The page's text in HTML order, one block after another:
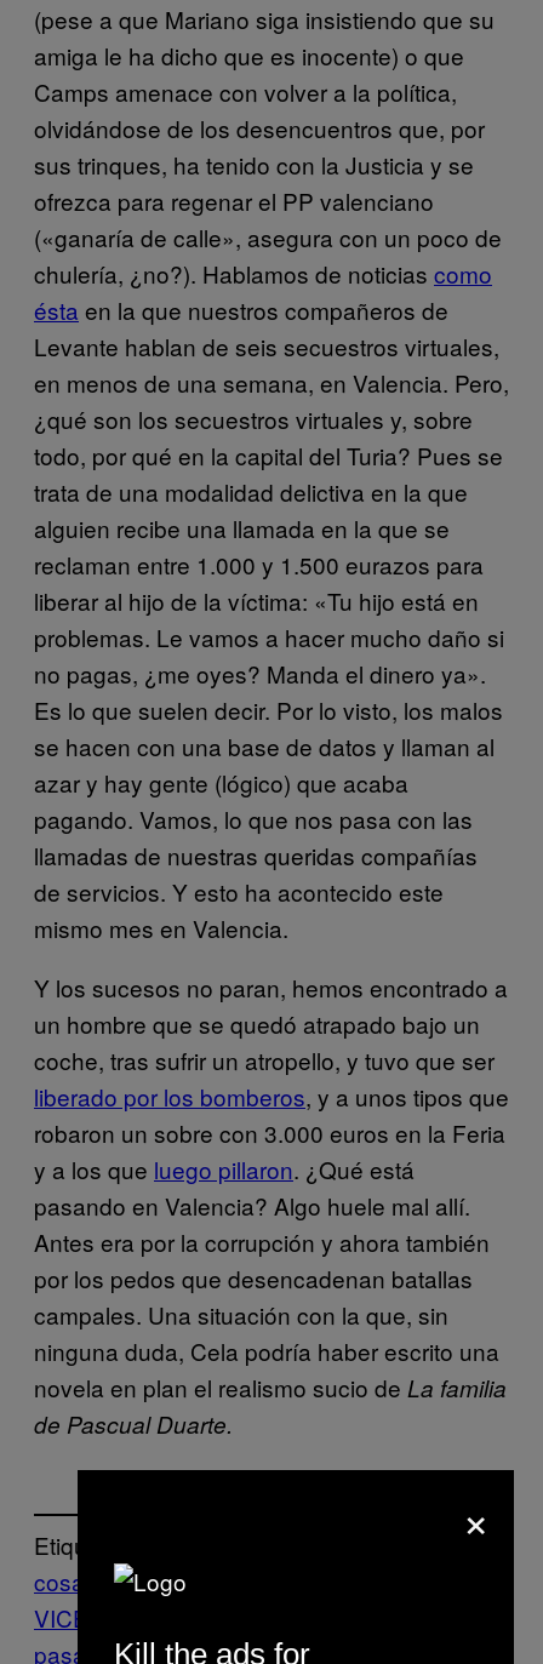
(pese a que Mariano siga insistiendo que su
amiga le ha dicho que es inocente) o que
Camps amenace con volver a la política,
olvidándose de los desencuentros que, por
sus trinques, ha tenido con la Justicia y se
ofrezca para regenar el PP valenciano
(«ganaría de calle», asegura con un poco de
chulería, ¿no?). Hablamos de noticias como
ésta en la que nuestros compañeros de
Levante hablan de seis secuestros virtuales,
en menos de una semana, en Valencia. Pero,
¿qué son los secuestros virtuales y, sobre
todo, por qué en la capital del Turia? Pues se
trata de una modalidad delictiva en la que
alguien recibe una llamada en la que se
reclaman entre 1.000 y 1.500 eurazos para
liberar al hijo de la víctima: «Tu hijo está en
problemas. Le vamos a hacer mucho daño si
no pagas, ¿me oyes? Manda el dinero ya».
Es lo que suelen decir. Por lo visto, los malos
se hacen con una base de datos y llaman al
azar y hay gente (lógico) que acaba
pagando. Vamos, lo que nos pasa con las
llamadas de nuestras queridas compañías
de servicios. Y esto ha acontecido este
mismo mes en Valencia.
Y los sucesos no paran, hemos encontrado a
un hombre que se quedó atrapado bajo un
coche, tras sufrir un atropello, y tuvo que ser
liberado por los bomberos, y a unos tipos que
robaron un sobre con 3.000 euros en la Feria
y a los que luego pillaron. ¿Qué está
pasando en Valencia? Algo huele mal allí.
Antes era por la corrupción y ahora también
por los pedos que desencadenan batallas
campales. Una situación con la que, sin
ninguna duda, Cela podría haber escrito una
novela en plan el realismo sucio de La familia
de Pascual Duarte.
Etiquetado:
cosas raras ESPAÑA
VICE de lo que está
pasando Noticias pedos
×
Kill the ads for